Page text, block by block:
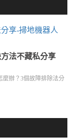
法不藏私分享
麼辦？3個故障排除法分